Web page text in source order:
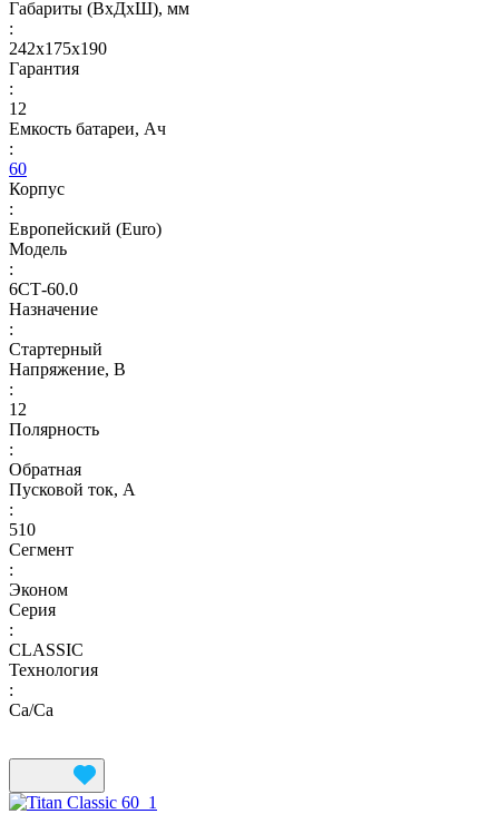
Габариты (ВхДхШ), мм
:
242х175х190
Гарантия
:
12
Емкость батареи, Ач
:
60
Корпус
:
Европейский (Euro)
Модель
:
6СТ-60.0
Назначение
:
Стартерный
Напряжение, В
:
12
Полярность
:
Обратная
Пусковой ток, А
:
510
Сегмент
:
Эконом
Серия
:
CLASSIC
Технология
:
Ca/Ca